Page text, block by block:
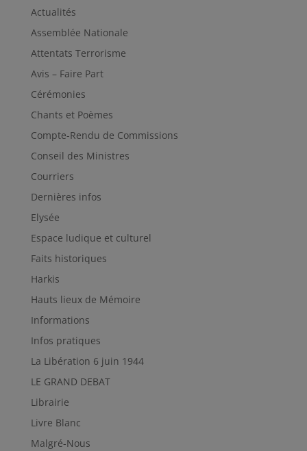
Actualités
Assemblée Nationale
Attentats Terrorisme
Avis – Faire Part
Cérémonies
Chants et Poèmes
Compte-Rendu de Commissions
Conseil des Ministres
Courriers
Dernières infos
Elysée
Espace ludique et culturel
Faits historiques
Harkis
Hauts lieux de Mémoire
Informations
Infos pratiques
La Libération 6 juin 1944
LE GRAND DEBAT
Librairie
Livre Blanc
Malgré-Nous